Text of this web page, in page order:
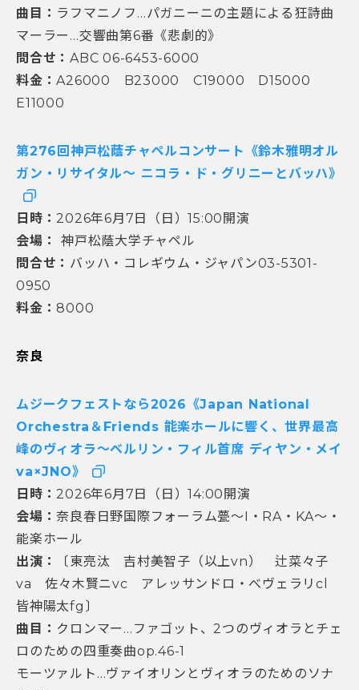
曲目： ラフマニノフ…パガニーニの主題による狂詩曲
マーラー…交響曲第6番《悲劇的》
問合せ： ABC 06-6453-6000
料金：A26000 B23000 C19000 D15000
E11000
第276回神戸松蔭チャペルコンサート《鈴木雅明オル
ガン・リサイタル～ ニコラ・ド・グリニーとバッハ》
日時： 2026年6月7日（日）15:00開演
会場： 神戸松蔭大学チャペル
問合せ： バッハ・コレギウム・ジャパン03-5301-
0950
料金：8000
奈良
ムジークフェストなら2026《Japan National
Orchestra＆Friends 能楽ホールに響く、世界最高
峰のヴィオラ～ベルリン・フィル首席 ディヤン・メイ
va×JNO》
日時： 2026年6月7日（日）14:00開演
会場：奈良春日野国際フォーラム甍～I・RA・KA～・
能楽ホール
出演：
〔東亮汰 吉村美智子（以上vn） 辻菜々子
va 佐々木賢ニvc アレッサンドロ・べヴェラリcl
皆神陽太fg〕
曲目： クロンマー…ファゴット、2つのヴィオラとチェ
ロのための四重奏曲op.46-1
モーツァルト…ヴァイオリンとヴィオラのためのソナ